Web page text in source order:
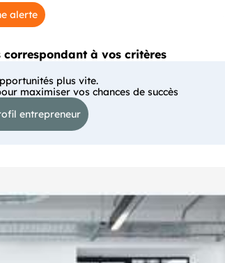
alerte
à vos critères
plus vite.
maximiser vos chances de succès
entrepreneur